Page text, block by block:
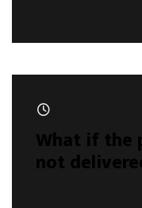
What if the
not